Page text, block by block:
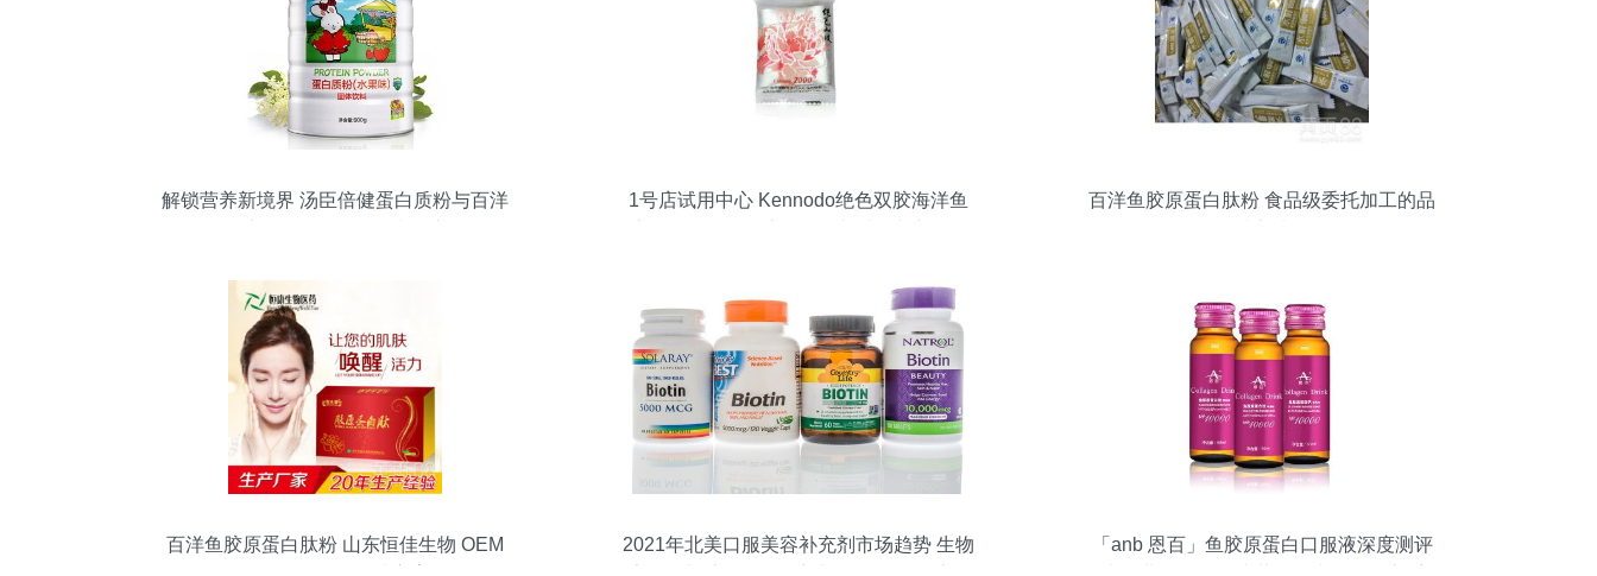
解锁营养新境界 汤臣倍健蛋白质粉与百洋
1号店试用中心 Kennodo绝色双胶海洋鱼
百洋鱼胶原蛋白肽粉 食品级委托加工的品
百洋鱼胶原蛋白肽粉 山东恒佳生物 OEM
2021年北美口服美容补充剂市场趋势 生物
「anb 恩百」鱼胶原蛋白口服液深度测评